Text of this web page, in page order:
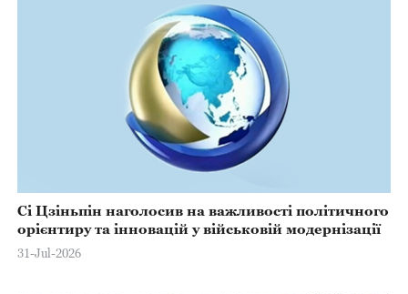
Сі Цзіньпін наголосив на важливості політичного
орієнтиру та інновацій у військовій модернізації
31-Jul-2026